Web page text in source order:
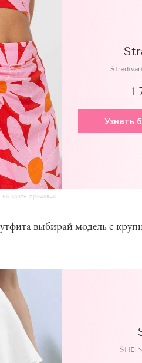
1
Узнать
сайте продавца
выбирай модель с